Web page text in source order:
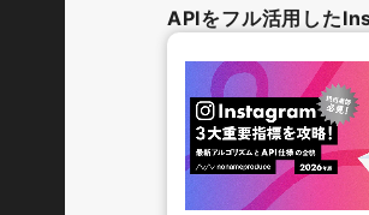
APIをフル活用した